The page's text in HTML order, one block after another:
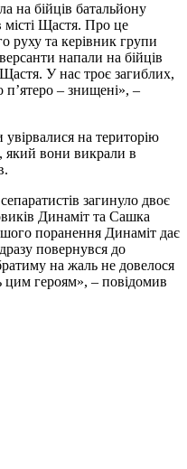
на бійців батальйону
місті Щастя. Про це
руху та керівник групи
напали на бійців
У нас троє загиблих,
п’ятеро – знищені», –
на територію
який вони викрали в
загинуло двоє
Динаміт та Сашка
поранення Динаміт дає
повернувся до
на жаль не довелося
цим героям», – повідомив